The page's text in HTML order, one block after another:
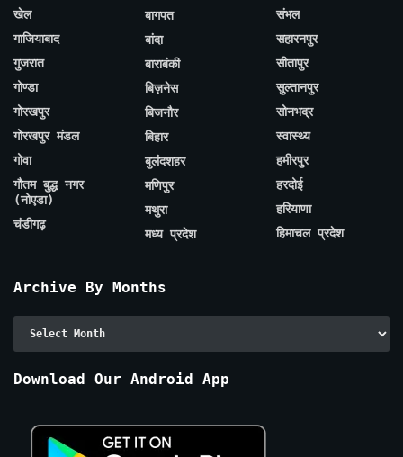
खेल
गाजियाबाद
गुजरात
गोण्डा
गोरखपुर
गोरखपुर मंडल
गोवा
गौतम बुद्ध नगर
(नोएडा)
चंडीगढ़
बागपत
बांदा
बाराबंकी
बिज़नेस
बिजनौर
बिहार
बुलंदशहर
मणिपुर
मथुरा
मध्य प्रदेश
संभल
सहारनपुर
सीतापुर
सुल्तानपुर
सोनभद्र
स्वास्थ्य
हमीरपुर
हरदोई
हरियाणा
हिमाचल प्रदेश
Archive By Months
Download Our Android App